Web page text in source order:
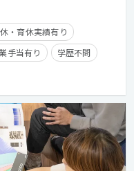
・育休実績有り
手当有り
学歴不問